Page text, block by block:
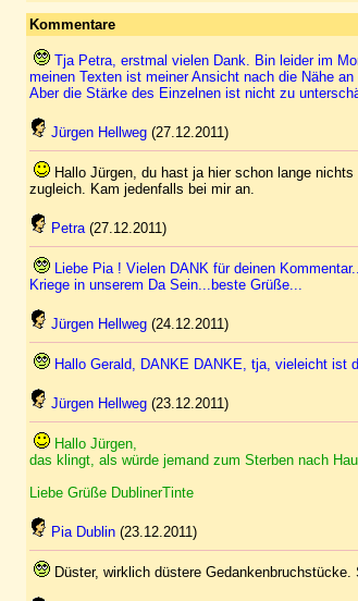
Kommentare
Tja Petra, erstmal vielen Dank. Bin leider im
meinen Texten ist meiner Ansicht nach die Nähe an
Aber die Stärke des Einzelnen ist nicht zu
Jürgen Hellweg (27.12.2011)
Hallo Jürgen, du hast ja hier schon lange
zugleich. Kam jedenfalls bei mir an.
Petra(27.12.2011)
Liebe Pia ! Vielen DANK für deinen
Kriege in unserem Da Sein...beste Grüße...
Jürgen Hellweg (24.12.2011)
Hallo Gerald, DANKE DANKE, tja, vieleicht ist
Jürgen Hellweg (23.12.2011)
Hallo Jürgen,
das klingt, als würde jemand zum Sterben nach
Liebe Grüße DublinerTinte
Pia Dublin (23.12.2011)
Düster, wirklich düstere